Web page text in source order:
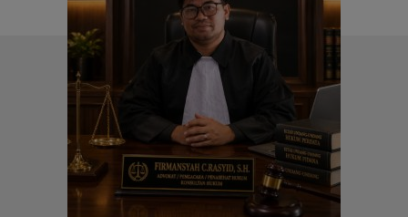
REDAKSI
PEDOMAN MEDIA SIBER
PT. MEDIA FIRMANSYAH PERKASA